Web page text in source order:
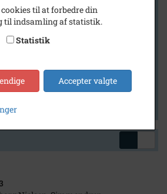
til at forbedre din
til indsamling af statistik.
Statistik
Accepter valgte